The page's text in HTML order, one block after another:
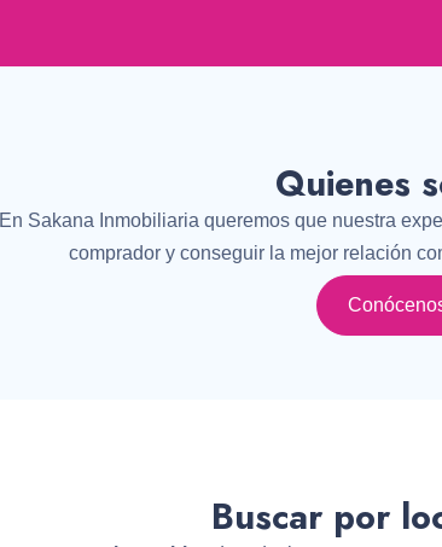
Quienes
En Sakana Inmobiliaria queremos que nuestra
comprador y conseguir la mejor relación
Buscar por